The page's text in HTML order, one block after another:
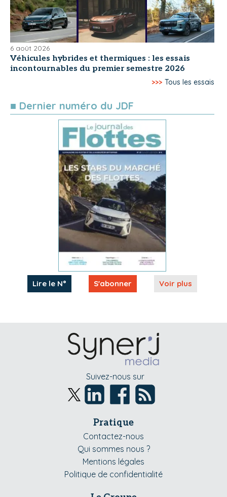
6 août 2026
Véhicules hybrides et thermiques : les essais
incontournables du premier semestre 2026
>>> Tous les essais
■ Dernier numéro du JDF
Lire le N° S'abonner Voir plus
Suivez-nous sur
Pratique
Contactez-nous
Qui sommes nous ?
Mentions légales
Politique de confidentialité